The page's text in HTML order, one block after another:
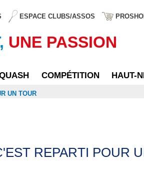
ESPACE CLUBS/ASSOS
UNE PASSION
COMPÉTITION HAUT-
UN TOUR
REPARTI POUR